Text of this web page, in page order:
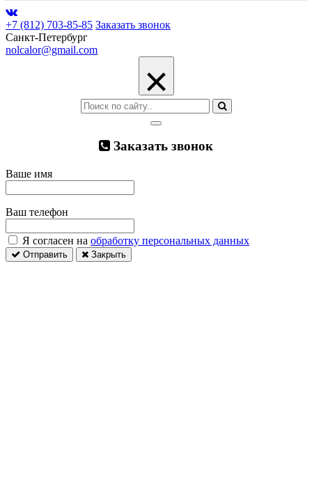
+7 (812) 703-85-85 Заказать звонок
Санкт-Петербург
nolcalor@gmail.com
×
Заказать звонок
Ваше имя
Ваш телефон
Я согласен на обработку персональных данных
Отправить Закрыть